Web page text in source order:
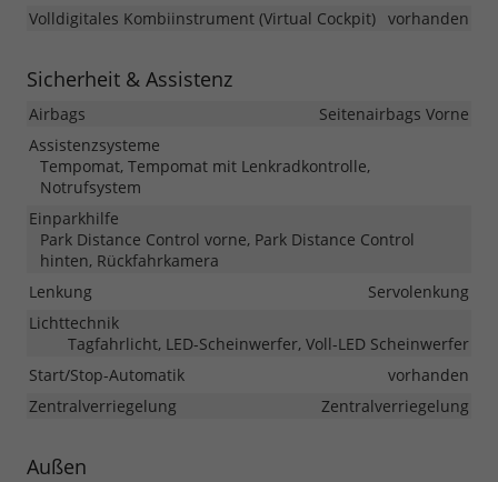
Volldigitales Kombiinstrument (Virtual Cockpit) vorhanden
Sicherheit & Assistenz
Airbags
Seitenairbags Vorne
Assistenzsysteme
Tempomat, Tempomat mit Lenkradkontrolle,
Notrufsystem
Einparkhilfe
Park Distance Control vorne, Park Distance Control
hinten, Rückfahrkamera
Lenkung
Servolenkung
Lichttechnik
Tagfahrlicht, LED-Scheinwerfer, Voll-LED Scheinwerfer
Start/Stop-Automatik
vorhanden
Zentralverriegelung
Zentralverriegelung
Außen